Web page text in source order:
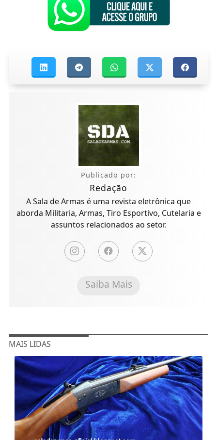
Publicado por:
Redação
A Sala de Armas é uma revista eletrônica que
aborda Militaria, Armas, Tiro Esportivo, Cutelaria e
assuntos relacionados ao setor.
Saiba Mais
MAIS LIDAS